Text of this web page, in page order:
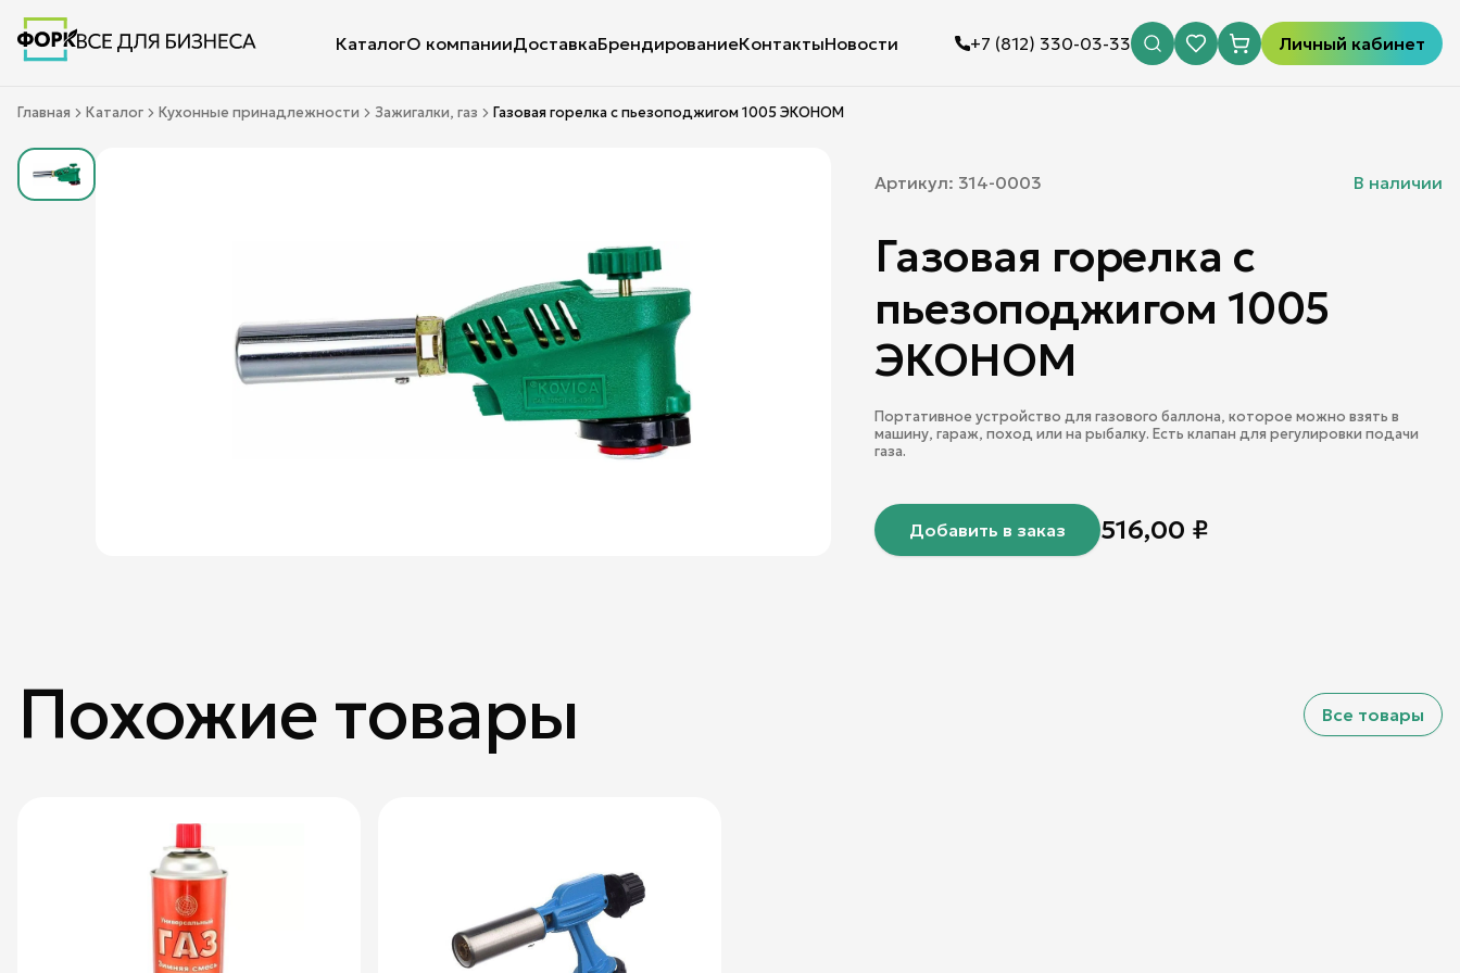
КаталогО компанииДоставкаБрендированиеКонтактыНовости +7 (812) 330-03-33 Личный кабинет
Главная Каталог Кухонные принадлежности Зажигалки, газ Газовая горелка с пьезоподжигом 1005 ЭКОНОМ
Артикул: 314-0003 В наличии
Газовая горелка с
пьезоподжигом 1005
ЭКОНОМ
Портативное устройство для газового баллона, которое можно взять в
машину, гараж, поход или на рыбалку. Есть клапан для регулировки подачи
газа.
Добавить в заказ 516,00 ₽
Похожие товары Все товары